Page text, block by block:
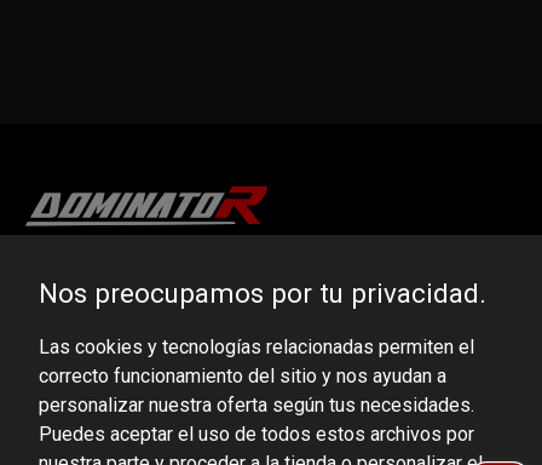
DOMINATOR GROUP Sp. z o.o.
Ludowa 59, 43-514 Kaniów, POLAND
VAT ID No.: 6521751083
dominator@dominator.pl
Nos preocupamos por tu privacidad.
Las cookies y tecnologías relacionadas permiten el
correcto funcionamiento del sitio y nos ayudan a
personalizar nuestra oferta según tus necesidades.
Puedes aceptar el uso de todos estos archivos por